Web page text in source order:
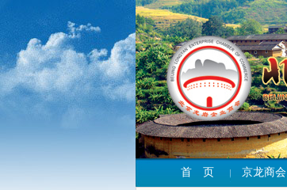
首 页 京龙商会
2026年7月轮值公告